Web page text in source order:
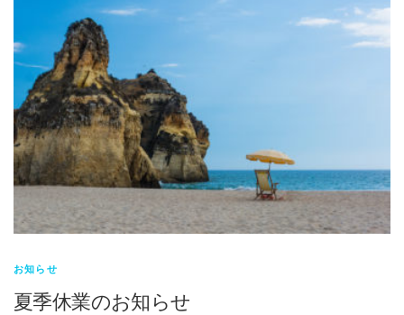
お知らせ
夏季休業のお知らせ